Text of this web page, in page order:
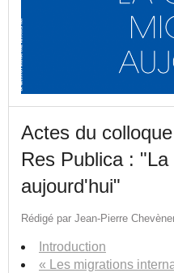
Actes du
Res Publica :
aujourd'hui"
Rédigé par Jean-Pierre
Introduction
« Les migrations